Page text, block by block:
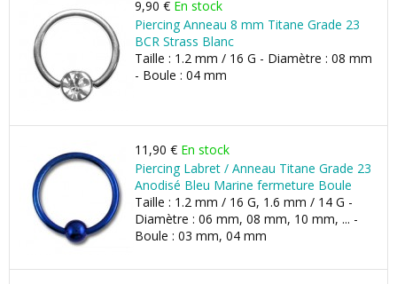
9,90 € En stock
Piercing Anneau 8 mm Titane Grade 23
BCR Strass Blanc
Taille : 1.2 mm / 16 G - Diamètre : 08 mm
- Boule : 04 mm
11,90 € En stock
Piercing Labret / Anneau Titane Grade 23
Anodisé Bleu Marine fermeture Boule
Taille : 1.2 mm / 16 G, 1.6 mm / 14 G -
Diamètre : 06 mm, 08 mm, 10 mm, ... -
Boule : 03 mm, 04 mm